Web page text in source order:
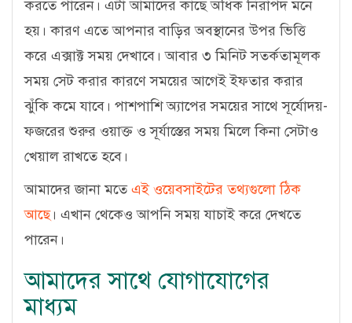
করতে পারেন। এটা আমাদের কাছে অধিক নিরাপদ মনে
হয়। কারণ এতে আপনার বাড়ির অবস্থানের উপর ভিত্তি
করে এক্সাক্ট সময় দেখাবে। আবার ৩ মিনিট সতর্কতামূলক
সময় সেট করার কারণে সময়ের আগেই ইফতার করার
ঝুঁকি কমে যাবে। পাশপাশি অ্যাপের সময়ের সাথে সূর্যোদয়-
ফজরের শুরুর ওয়াক্ত ও সূর্যাস্তের সময় মিলে কিনা সেটাও
খেয়াল রাখতে হবে।
আমাদের জানা মতেএই ওয়েবসাইটের তথ্যগুলো ঠিক
আছে। এখান থেকেও আপনি সময় যাচাই করে দেখতে
পারেন।
আমাদের সাথে যোগাযোগের
মাধ্যম